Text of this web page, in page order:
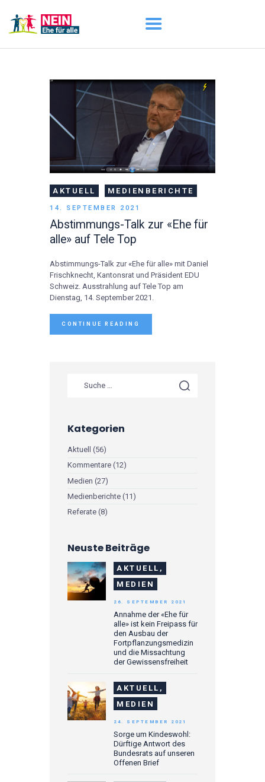
AKTUELL
DARUM GEHT ES
ÜBER UNS
DOWNLOADS
AKTUELL MEDIENBERICHTE
14. SEPTEMBER 2021
Abstimmungs-Talk zur «Ehe für
alle» auf Tele Top
Abstimmungs-Talk zur «Ehe für alle» mit Daniel
Frischknecht, Kantonsrat und Präsident EDU
Schweiz. Ausstrahlung auf Tele Top am
Dienstag, 14. September 2021.
CONTINUE READING
Kategorien
Aktuell (56)
Kommentare (12)
Medien (27)
Medienberichte (11)
Referate (8)
Neuste Beiträge
AKTUELL,
MEDIEN
Annahme der «Ehe für
alle» ist kein Freipass für
den Ausbau der
Fortpflanzungsmedizin
und die Missachtung
der Gewissensfreiheit
26. SEPTEMBER 2021
AKTUELL,
MEDIEN
Sorge um Kindeswohl:
Dürftige Antwort des
Bundesrats auf unseren
Offenen Brief
24. SEPTEMBER 2021